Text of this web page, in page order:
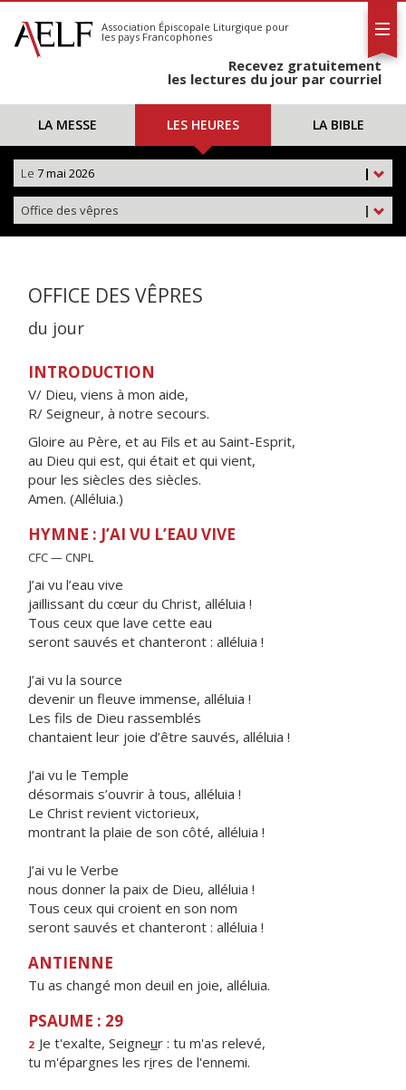
S'abonner
Calendrier
Association Épiscopale Liturgique pour
les pays Francophones
Recevez gratuitement
les lectures du jour par courriel
LA MESSE LES HEURES LA BIBLE
|
Le 7 mai 2026
|
Office des vêpres
OFFICE DES VÊPRES
du jour
INTRODUCTION
V/ Dieu, viens à mon aide,
R/ Seigneur, à notre secours.
Gloire au Père, et au Fils et au Saint-Esprit,
au Dieu qui est, qui était et qui vient,
pour les siècles des siècles.
Amen. (Alléluia.)
HYMNE : J’AI VU L’EAU VIVE
CFC — CNPL
J’ai vu l’eau vive
jaillissant du cœur du Christ, alléluia !
Tous ceux que lave cette eau
seront sauvés et chanteront : alléluia !
J’ai vu la source
devenir un fleuve immense, alléluia !
Les fils de Dieu rassemblés
chantaient leur joie d’être sauvés, alléluia !
J’ai vu le Temple
désormais s’ouvrir à tous, alléluia !
Le Christ revient victorieux,
montrant la plaie de son côté, alléluia !
J’ai vu le Verbe
nous donner la paix de Dieu, alléluia !
Tous ceux qui croient en son nom
seront sauvés et chanteront : alléluia !
ANTIENNE
Tu as changé mon deuil en joie, alléluia.
PSAUME : 29
2 Je t'exalte, Seigneur : tu m'as relevé,
tu m'épargnes les rires de l'ennemi.